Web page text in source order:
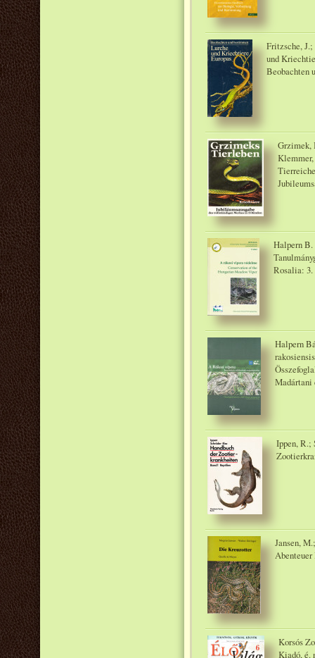
Fritzsche,
und
Beobachten
Grzimek,
Halpern
Rosalia: 3.
Halpern
Madártani
Ippen, R.;
Jansen,
Korsós
Kiadó, é.